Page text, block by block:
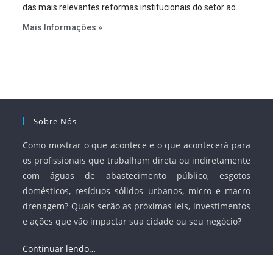
das mais relevantes reformas institucionais do setor ao
serviços, ampliar a participação da iniciativa privada,
Mais Informações »
Sobre Nós
Como mostrar o que acontece e o que acontecerá para
os profissionais que trabalham direta ou indiretamente
com águas de abastecimento público, esgotos
domésticos, resíduos sólidos urbanos, micro e macro
drenagem? Quais serão as próximas leis, investimentos
e ações que vão impactar sua cidade ou seu negócio?
Continuar lendo…